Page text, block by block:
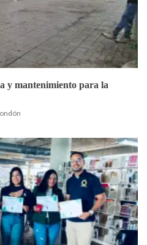
y mantenimiento para la